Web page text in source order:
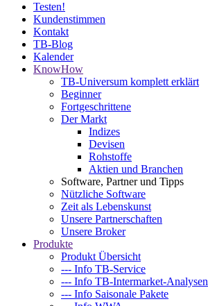
Testen!
Kundenstimmen
Kontakt
TB-Blog
Kalender
KnowHow
TB-Universum komplett erklärt
Beginner
Fortgeschrittene
Der Markt
Indizes
Devisen
Rohstoffe
Aktien und Branchen
Software, Partner und Tipps
Nützliche Software
Zeit als Lebenskunst
Unsere Partnerschaften
Unsere Broker
Produkte
Produkt Übersicht
--- Info TB-Service
--- Info TB-Intermarket-Analysen
--- Info Saisonale Pakete